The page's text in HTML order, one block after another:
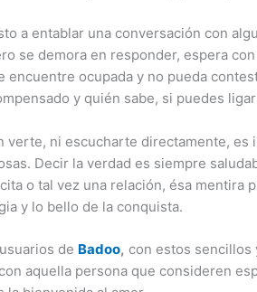
a entablar una conversación con
se demora en responder, espera
encuentre ocupada y no pueda
y quién sabe, si puedes
verte, ni escucharte directamente, es
Decir la verdad es siempre
o tal vez una relación, ésa mentira
y lo bello de la conquista.
de Badoo, con estos sencillos
aquella persona que consideren